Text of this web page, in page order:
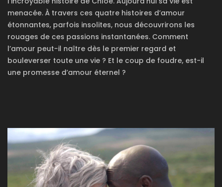
menacée. À travers ces quatre histoires d’amour
étonnantes, parfois insolites, nous découvrirons les
rouages de ces passions instantanées. Comment
l’amour peut-il naître dès le premier regard et
bouleverser toute une vie ? Et le coup de foudre, est-il
une promesse d’amour éternel ?